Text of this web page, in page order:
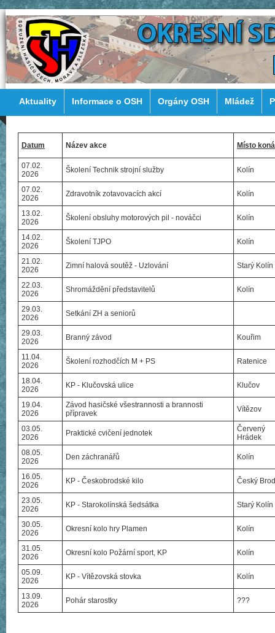
Aktuality Informace o OSH Orgány OSH Mládež
Datum Název akce Místo
07.02.
2026
Školení Technik strojní služby Kolín
07.02.
2026
Zdravotník zotavovacích akcí Kolín
13.02.
2026
Školení obsluhy motorových pil - nováčci Kolín
14.02.
2026
Školení TJPO Kolín
21.02.
2026
Zimní halová soutěž - Uzlování Starý Kolín
22.03.
2026
Shromáždění představitelů Kolín
29.03.
2026
Setkání ZH a seniorů
29.03.
2026
Branný závod Kouřim
11.04.
2026
Školení rozhodčích M + PS Ratenice
18.04.
2026
KP - Klučovská ulice Klučov
19.04.
2026
Závod hasičské všestrannosti a brannosti
přípravek
Vítězov
03.05.
2026
Praktické cvičení jednotek
Červený
Hrádek
08.05.
2026
Den záchranářů Kolín
16.05.
2026
KP - Českobrodské kilo Český Brod
23.05.
2026
KP - Starokolínská šedsátka Starý Kolín
30.05.
2026
Okresní kolo hry Plamen Kolín
31.05.
2026
Okresní kolo Požární sport, KP Kolín
05.09.
2026
KP - Vítězovská stovka Kolín
13.09.
2026
Pohár starostky ???